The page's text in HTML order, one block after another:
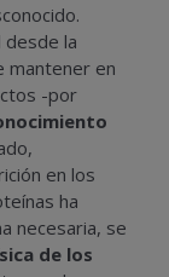
desde la
mantener en
-por
en los
ha
necesaria, se
de los